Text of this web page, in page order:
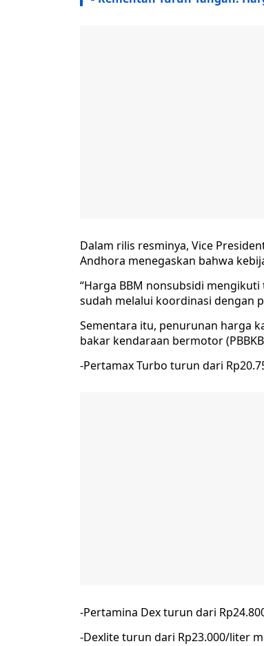
Dalam rilis resminya, Vice
Andhora menegaskan bahwa
“Harga BBM nonsubsidi
sudah melalui koordinasi dengan
Sementara itu, penurunan harga
bakar kendaraan bermotor
-Pertamax Turbo turun dari
-Pertamina Dex turun dari
-Dexlite turun dari Rp23.000/liter